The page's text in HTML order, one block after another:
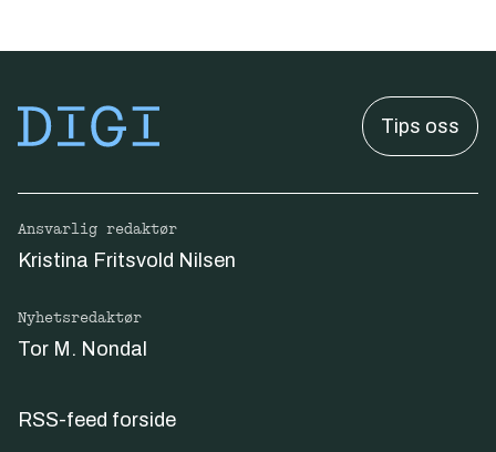
Tips oss
Ansvarlig redaktør
Kristina Fritsvold Nilsen
Nyhetsredaktør
Tor M. Nondal
RSS-feed forside